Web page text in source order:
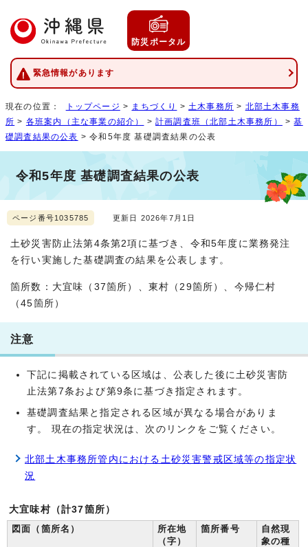
防災ポータル
緊急情報があります
現在の位置： トップページ > まちづくり > 土木事務所 > 北部土木事務
所 > 各班案内（主な事業の紹介） >計画調査班（北部土木事務所） >基
礎調査結果の公表 > 令和5年度 基礎調査結果の公表
令和5年度 基礎調査結果の公表
ページ番号1035785 更新日 2026年7月1日
土砂災害防止法第4条第2項に基づき、令和5年度に業務発注
を行い実施した基礎調査の結果を公表します。
箇所数：大宜味（37箇所）、東村（29箇所）、今帰仁村
（45箇所）
注意
下記に掲載されている区域は、公表した後に土砂災害防
止法第7条および第9条に基づき指定されます。
基礎調査結果と指定される区域が異なる場合がありま
す。 現在の指定状況は、次のリンクをご覧ください。
北部土木事務所管内における土砂災害警戒区域等の指定状
況
大宜味村（計37箇所）
図面（箇所名）
所在地
（字）
箇所番号
自然現
象の種